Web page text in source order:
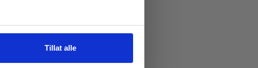
Tillat alle